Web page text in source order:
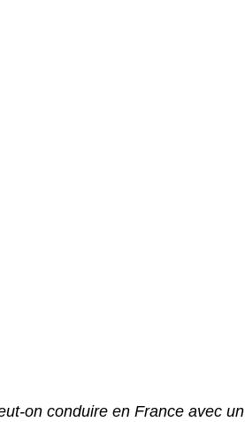
on conduire en France avec un